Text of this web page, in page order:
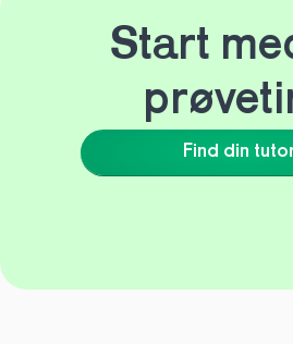
Find din
Start